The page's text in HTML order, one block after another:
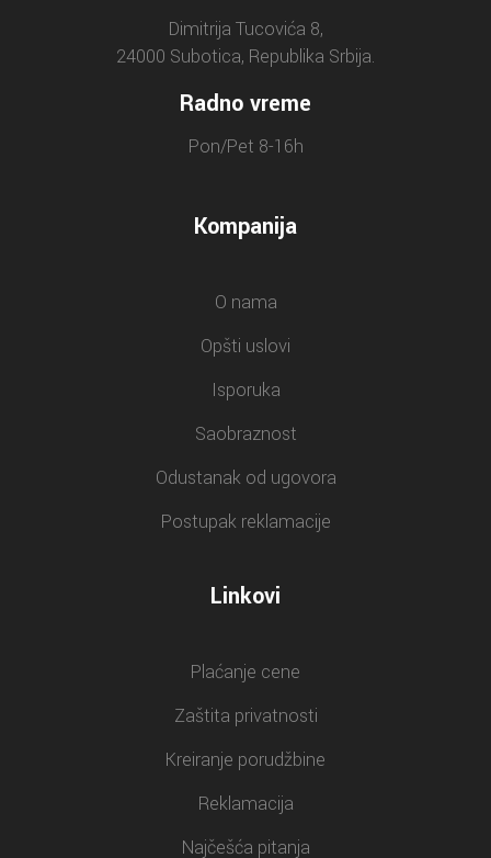
Dimitrija Tucovića 8,
24000 Subotica, Republika Srbija.
Radno vreme
Pon/Pet 8-16h
Kompanija
O nama
Opšti uslovi
Isporuka
Saobraznost
Odustanak od ugovora
Postupak reklamacije
Linkovi
Plaćanje cene
Zaštita privatnosti
Kreiranje porudžbine
Reklamacija
Najčešća pitanja